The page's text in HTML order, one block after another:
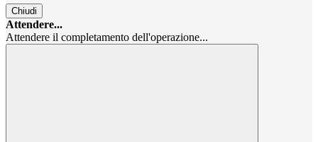
Chiudi
Attendere...
Attendere il completamento dell'operazione...